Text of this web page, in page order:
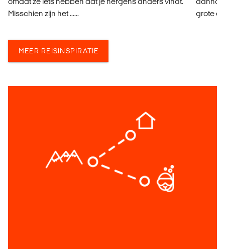
Misschien zijn het ......
grote
MEER REISINSPIRATIE